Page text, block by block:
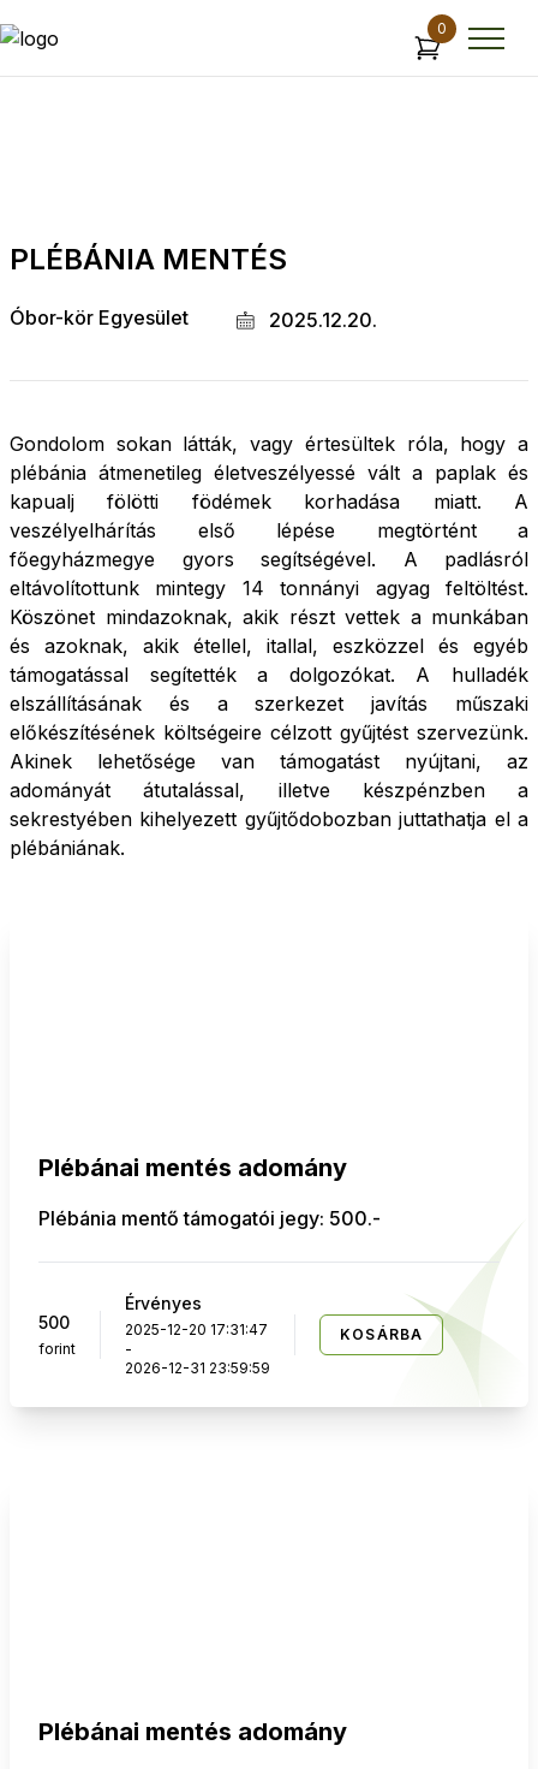
0
PLÉBÁNIA MENTÉS
Óbor-kör Egyesület 2025.12.20.
Gondolom sokan látták, vagy értesültek róla, hogy a
plébánia átmenetileg életveszélyessé vált a paplak és
kapualj fölötti födémek korhadása miatt. A
veszélyelhárítás első lépése megtörtént a
főegyházmegye gyors segítségével. A padlásról
eltávolítottunk mintegy 14 tonnányi agyag feltöltést.
Köszönet mindazoknak, akik részt vettek a munkában
és azoknak, akik étellel, itallal, eszközzel és egyéb
támogatással segítették a dolgozókat. A hulladék
elszállításának és a szerkezet javítás műszaki
előkészítésének költségeire célzott gyűjtést szervezünk.
Akinek lehetősége van támogatást nyújtani, az
adományát átutalással, illetve készpénzben a
sekrestyében kihelyezett gyűjtődobozban juttathatja el a
plébániának.
Plébánai mentés adomány
Plébánia mentő támogatói jegy: 500.-
500
forint
Érvényes
2025-12-20 17:31:47
-
2026-12-31 23:59:59
KOSÁRBA
Plébánai mentés adomány